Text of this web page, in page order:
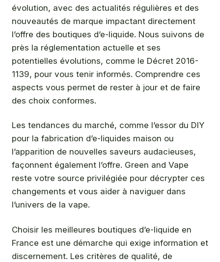
évolution, avec des actualités régulières et des
nouveautés de marque impactant directement
l’offre des boutiques d’e-liquide. Nous suivons de
près la réglementation actuelle et ses
potentielles évolutions, comme le Décret 2016-
1139, pour vous tenir informés. Comprendre ces
aspects vous permet de rester à jour et de faire
des choix conformes.
Les tendances du marché, comme l’essor du DIY
pour la fabrication d’e-liquides maison ou
l’apparition de nouvelles saveurs audacieuses,
façonnent également l’offre. Green and Vape
reste votre source privilégiée pour décrypter ces
changements et vous aider à naviguer dans
l’univers de la vape.
Choisir les meilleures boutiques d’e-liquide en
France est une démarche qui exige information et
discernement. Les critères de qualité, de